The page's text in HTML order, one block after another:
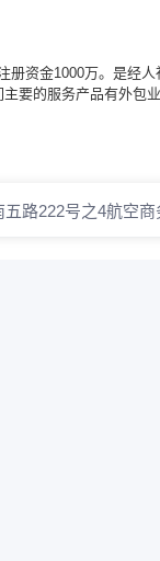
册资金1000万。是经
要的服务产品有外包
五路222号之4航空